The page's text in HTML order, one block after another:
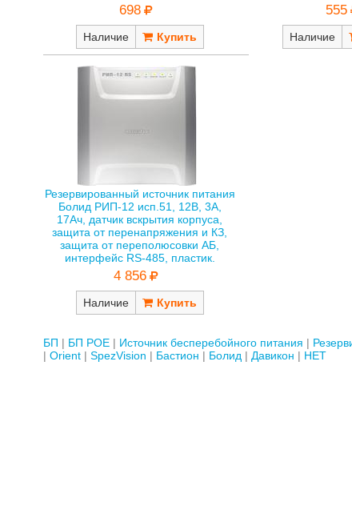
698
Наличие
555
Наличие
Резервированный источник питания
Болид РИП-12 исп.51, 12В, 3А,
17Ач, датчик вскрытия корпуса,
защита от перенапряжения и КЗ,
защита от переполюсовки АБ,
интерфейс RS-485, пластик.
4 856
Наличие
БП БП POE Источник бесперебойного питания
Orient
SpezVision Бастион Болид Давикон НЕТ